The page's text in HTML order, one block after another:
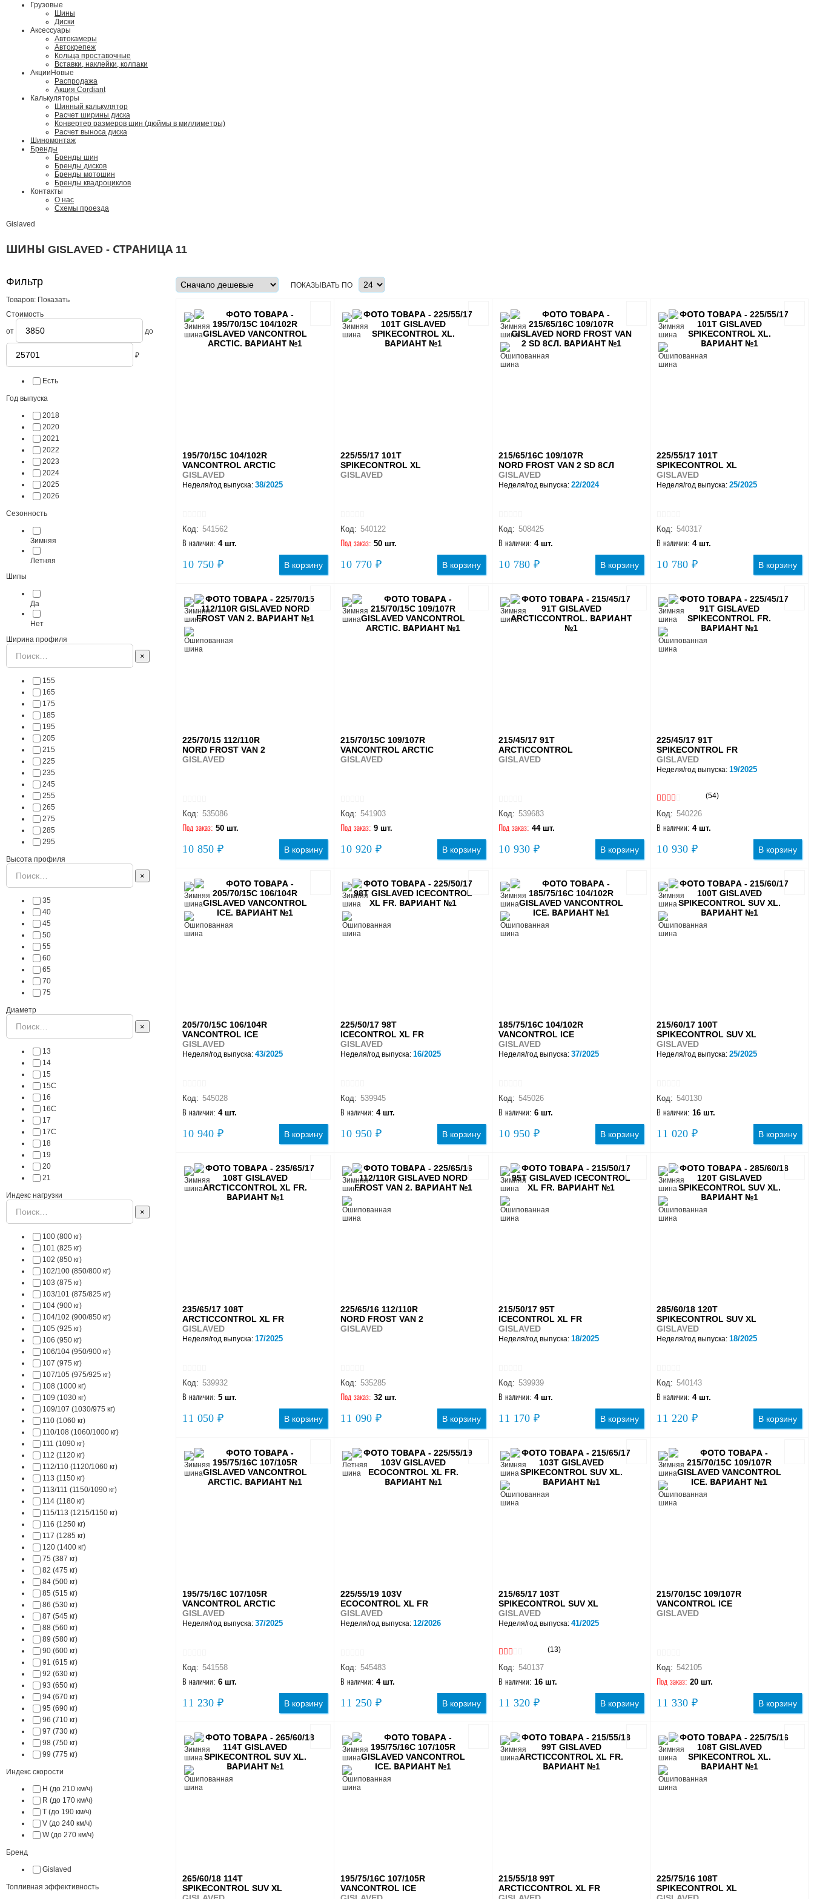
Грузовые
Шины
Диски
Аксессуары
Автокамеры
Автокрепеж
Кольца проставочные
Вставки, наклейки, колпаки
Акции Новые
Распродажа
Акция Cordiant
Калькуляторы
Шинный калькулятор
Расчет ширины диска
Конвертер размеров шин (дюймы в миллиметры)
Расчет выноса диска
Шиномонтаж
Бренды
Бренды шин
Бренды дисков
Бренды мотошин
Бренды квадроциклов
Контакты
О нас
Схемы проезда
Gislaved
ШИНЫ GISLAVED - СТРАНИЦА 11
Фильтр
Товаров: Показать
Стоимость
от
до
₽
В наличии
Есть
Год выпуска
2018
2020
2021
2022
2023
2024
2025
2026
Сезонность
Зимняя
Летняя
Шипы
Да
Нет
Ширина профиля
×
155
165
175
185
195
205
215
225
235
245
255
265
275
285
295
Высота профиля
×
35
40
45
50
55
60
65
70
75
Диаметр
×
13
14
15
15C
16
16C
17
17C
18
19
20
21
Индекс нагрузки
×
100 (800 кг)
101 (825 кг)
102 (850 кг)
102/100 (850/800 кг)
103 (875 кг)
103/101 (875/825 кг)
104 (900 кг)
104/102 (900/850 кг)
105 (925 кг)
106 (950 кг)
106/104 (950/900 кг)
107 (975 кг)
107/105 (975/925 кг)
108 (1000 кг)
109 (1030 кг)
109/107 (1030/975 кг)
110 (1060 кг)
110/108 (1060/1000 кг)
111 (1090 кг)
112 (1120 кг)
112/110 (1120/1060 кг)
113 (1150 кг)
113/111 (1150/1090 кг)
114 (1180 кг)
115/113 (1215/1150 кг)
116 (1250 кг)
117 (1285 кг)
120 (1400 кг)
75 (387 кг)
82 (475 кг)
84 (500 кг)
85 (515 кг)
86 (530 кг)
87 (545 кг)
88 (560 кг)
89 (580 кг)
90 (600 кг)
91 (615 кг)
92 (630 кг)
93 (650 кг)
94 (670 кг)
95 (690 кг)
96 (710 кг)
97 (730 кг)
98 (750 кг)
99 (775 кг)
Индекс скорости
H (до 210 км/ч)
R (до 170 км/ч)
T (до 190 км/ч)
V (до 240 км/ч)
W (до 270 км/ч)
Бренд
Gislaved
Топливная эффективность
ПОКАЗЫВАТЬ ПО
195/70/15C 104/102R
VANCONTROL ARCTIC
GISLAVED
Неделя/год выпуска:38/2025
Код: 541562
В наличии:4 шт.
10 750 ₽ В корзину
225/55/17 101T
SPIKECONTROL XL
GISLAVED
Код: 540122
Под заказ:50 шт.
10 770 ₽ В корзину
215/65/16C 109/107R
NORD FROST VAN 2 SD 8СЛ
GISLAVED
Неделя/год выпуска:22/2024
Код: 508425
В наличии:4 шт.
10 780 ₽ В корзину
225/55/17 101T
SPIKECONTROL XL
GISLAVED
Неделя/год выпуска:25/2025
Код: 540317
В наличии:4 шт.
10 780 ₽ В корзину
225/70/15 112/110R
NORD FROST VAN 2
GISLAVED
Код: 535086
Под заказ:50 шт.
10 850 ₽ В корзину
215/70/15C 109/107R
VANCONTROL ARCTIC
GISLAVED
Код: 541903
Под заказ:9 шт.
10 920 ₽ В корзину
215/45/17 91T
ARCTICCONTROL
GISLAVED
Код: 539683
Под заказ:44 шт.
10 930 ₽ В корзину
225/45/17 91T
SPIKECONTROL FR
GISLAVED
Неделя/год выпуска:19/2025
(54)
Код: 540226
В наличии:4 шт.
10 930 ₽ В корзину
205/70/15C 106/104R
VANCONTROL ICE
GISLAVED
Неделя/год выпуска:43/2025
Код: 545028
В наличии:4 шт.
10 940 ₽ В корзину
225/50/17 98T
ICECONTROL XL FR
GISLAVED
Неделя/год выпуска:16/2025
Код: 539945
В наличии:4 шт.
10 950 ₽ В корзину
185/75/16C 104/102R
VANCONTROL ICE
GISLAVED
Неделя/год выпуска:37/2025
Код: 545026
В наличии:6 шт.
10 950 ₽ В корзину
215/60/17 100T
SPIKECONTROL SUV XL
GISLAVED
Неделя/год выпуска:25/2025
Код: 540130
В наличии:16 шт.
11 020 ₽ В корзину
235/65/17 108T
ARCTICCONTROL XL FR
GISLAVED
Неделя/год выпуска:17/2025
Код: 539932
В наличии:5 шт.
11 050 ₽ В корзину
225/65/16 112/110R
NORD FROST VAN 2
GISLAVED
Код: 535285
Под заказ:32 шт.
11 090 ₽ В корзину
215/50/17 95T
ICECONTROL XL FR
GISLAVED
Неделя/год выпуска:18/2025
Код: 539939
В наличии:4 шт.
11 170 ₽ В корзину
285/60/18 120T
SPIKECONTROL SUV XL
GISLAVED
Неделя/год выпуска:18/2025
Код: 540143
В наличии:4 шт.
11 220 ₽ В корзину
195/75/16C 107/105R
VANCONTROL ARCTIC
GISLAVED
Неделя/год выпуска:37/2025
Код: 541558
В наличии:6 шт.
11 230 ₽ В корзину
225/55/19 103V
ECOCONTROL XL FR
GISLAVED
Неделя/год выпуска:12/2026
Код: 545483
В наличии:4 шт.
11 250 ₽ В корзину
215/65/17 103T
SPIKECONTROL SUV XL
GISLAVED
Неделя/год выпуска:41/2025
(13)
Код: 540137
В наличии:16 шт.
11 320 ₽ В корзину
215/70/15C 109/107R
VANCONTROL ICE
GISLAVED
Код: 542105
Под заказ:20 шт.
11 330 ₽ В корзину
265/60/18 114T
SPIKECONTROL SUV XL
195/75/16C 107/105R
VANCONTROL ICE
215/55/18 99T
ARCTICCONTROL XL FR
225/75/16 108T
SPIKECONTROL XL